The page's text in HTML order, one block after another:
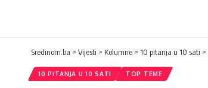
Sredinom.ba > Vijesti > Kolumne > 10 pitanja u 10 sati >
10 PITANJA U 10 SATI TOP TEME